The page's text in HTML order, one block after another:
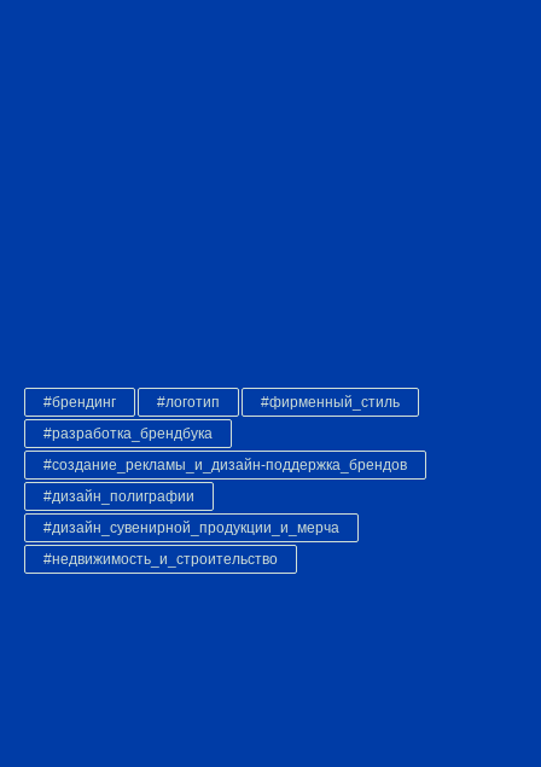
#брендинг #логотип
#фирменный_стиль
#разработка_брендбука
#создание_рекламы_и_дизайн-поддержка_брендов
#дизайн_полиграфии
#дизайн_сувенирной_продукции_и_мерча
#недвижимость_и_строительство